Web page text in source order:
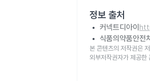
정보 출처
커넥트디아이
식품의약품안전
본 콘텐츠의 저작권은
외부저작권자가 제공한